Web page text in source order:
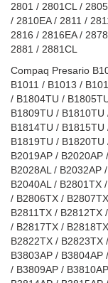
2801 / 2801CL /
/ 2810EA / 2811 /
2816 / 2816EA /
2881 / 2881CL
Compaq Presario
B1011 / B1013 /
/ B1804TU /
B1809TU /
B1814TU /
B1819TU /
B2019AP / B2020AP
B2028AL / B2032AP
B2040AL / B2801TX
/ B2806TX /
B2811TX / B2812TX
/ B2817TX /
B2822TX / B2823TX
B3803AP / B3804AP
/ B3809AP /